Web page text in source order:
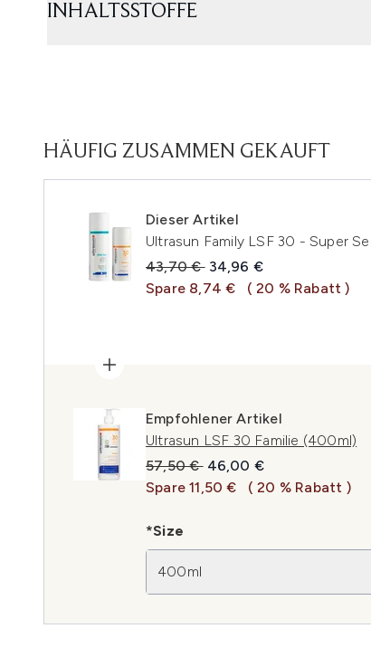
INHALTSSTOFFE
HÄUFIG ZUSAMMEN GEKAUFT
Dieser Artikel
Ultrasun Family LSF 30 - Super
Unverbindliche Preisempfehlung:
43,70 € Aktueller Preis:
34,96 €
Spare 8,74 €
( 20 % Rabatt )
Empfohlener Artikel
Ultrasun LSF 30 Familie (400ml)
Unverbindliche Preisempfehlung:
57,50 € Aktueller Preis:
46,00 €
Spare 11,50 €
( 20 % Rabatt )
*Size
400ml